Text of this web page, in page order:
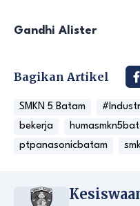
Gandhi Alister
Bagikan Artikel
SMKN 5 Batam
bekerja
ptpanasonicbatam